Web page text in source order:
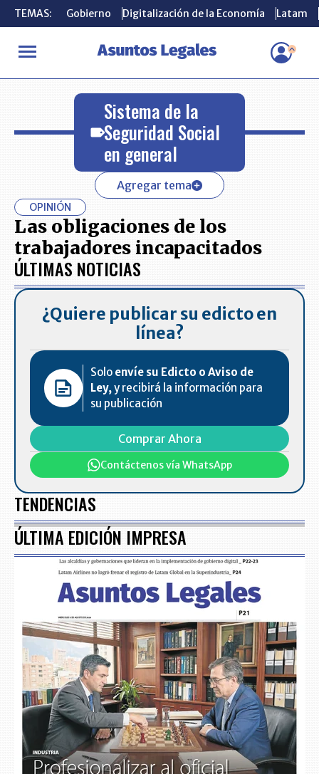
TEMAS: Gobierno Digitalización de la Economía Latam
INICIO Sistema de la Seguridad Social en general
TEMAS: Gobierno Digitalización de la Economía Latam
Sistema de la
Seguridad Social
en general
Agregar tema
OPINIÓN
Las obligaciones de los
trabajadores incapacitados
ÚLTIMAS NOTICIAS
¿Quiere publicar su edicto en
línea?
Solo envíe su Edicto o Aviso de
Ley,y recibirá la información para
su publicación
Comprar Ahora
Contáctenos vía WhatsApp
TENDENCIAS
ÚLTIMA EDICIÓN IMPRESA